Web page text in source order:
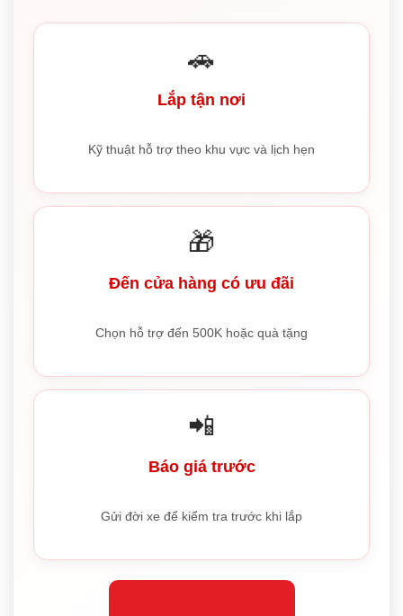
🚗
Lắp tận nơi
Kỹ thuật hỗ trợ theo khu vực và lịch hẹn
🎁
Đến cửa hàng có ưu đãi
Chọn hỗ trợ đến 500K hoặc quà tặng
📲
Báo giá trước
Gửi đời xe để kiểm tra trước khi lắp